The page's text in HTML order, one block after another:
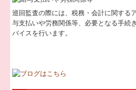
巡回監査の際には、税務・会計に関する
与支払いや労務関係等、必要となる手続
バイスを行います。